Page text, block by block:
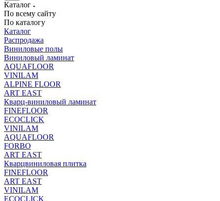
Каталог
По всему сайту
По каталогу
Каталог
Распродажа
Виниловые полы
Виниловый ламинат
AQUAFLOOR
VINILAM
ALPINE FLOOR
ART EAST
Кварц-виниловый ламинат
FINEFLOOR
ECOCLICK
VINILAM
AQUAFLOOR
FORBO
ART EAST
Кварцвиниловая плитка
FINEFLOOR
ART EAST
VINILAM
ECOCLICK